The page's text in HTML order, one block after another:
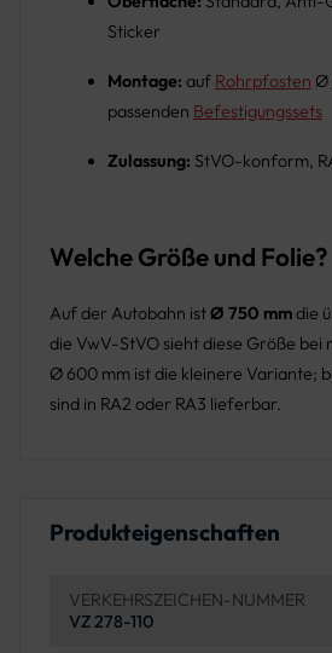
Sticker
Montage: auf Rohrpfosten Ø
passenden Befestigungssets
Zulassung: StVO-konform,
Welche Größe und Folie?
Auf der Autobahn istØ 750 mmdie
die VwV-StVO sieht diese Größe bei
Ø 600 mm ist die kleinere Variante;
sind in RA2 oder RA3 lieferbar.
Produkteigenschaften
VERKEHRSZEICHEN-NUMMER
VZ 278-110